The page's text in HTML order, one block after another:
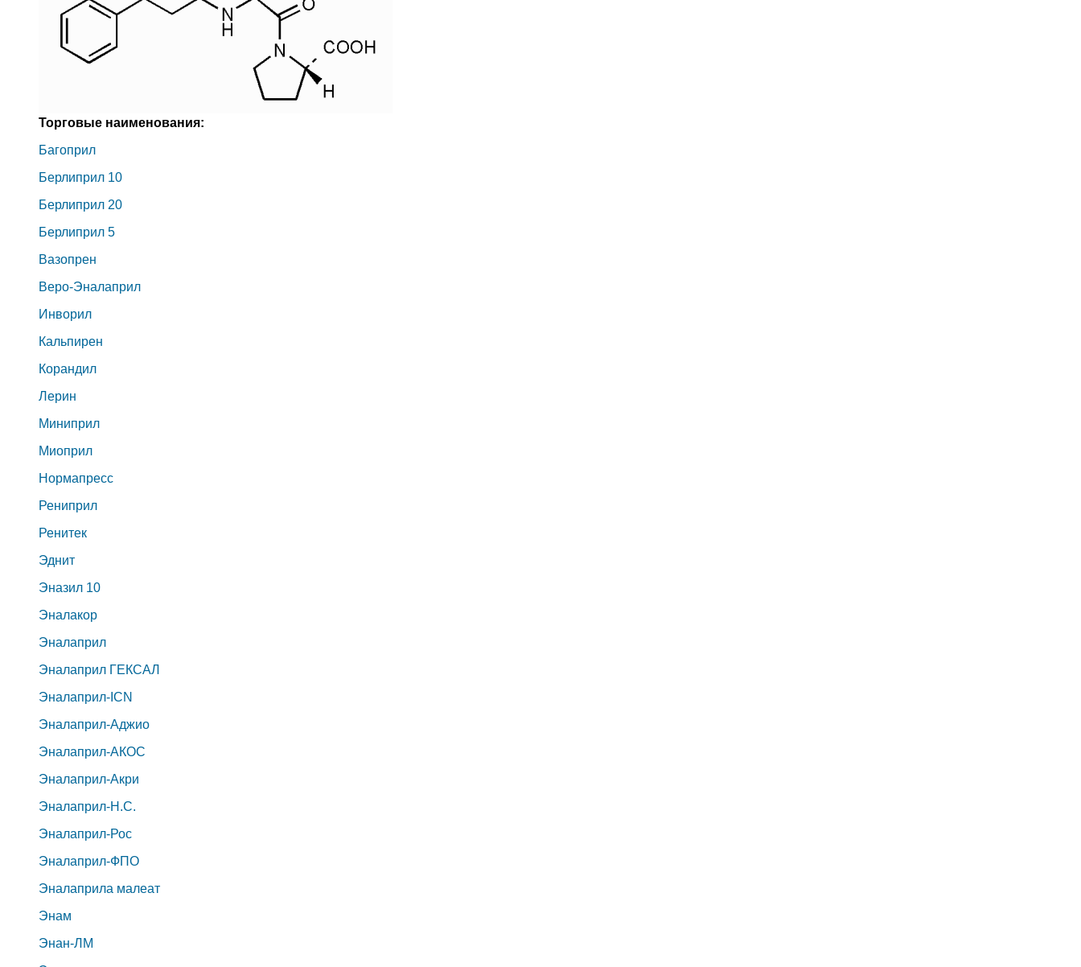
Торговые наименования:
Багоприл
Берлиприл 10
Берлиприл 20
Берлиприл 5
Вазопрен
Веро-Эналаприл
Инворил
Кальпирен
Корандил
Лерин
Миниприл
Миоприл
Нормапресс
Рениприл
Ренитек
Эднит
Эназил 10
Эналакор
Эналаприл
Эналаприл ГЕКСАЛ
Эналаприл-ICN
Эналаприл-Аджио
Эналаприл-АКОС
Эналаприл-Акри
Эналаприл-Н.С.
Эналаприл-Рос
Эналаприл-ФПО
Эналаприла малеат
Энам
Энан-ЛМ